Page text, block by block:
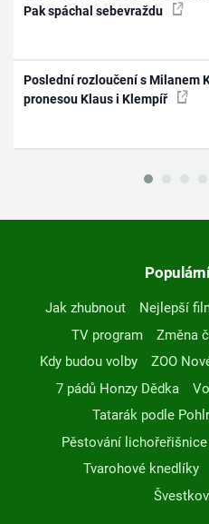
Pak spáchal sebevraždu
Poslední rozloučení s Milanem
pronesou Klaus i Klempíř
Jak zhubnout Nejlepší
TV program
Změna
Kdy budou volby
ZOO
7 pádů Honzy Dědka
Tatarák podle
Pěstování lichořeřišnice
Tvarohové knedlíky